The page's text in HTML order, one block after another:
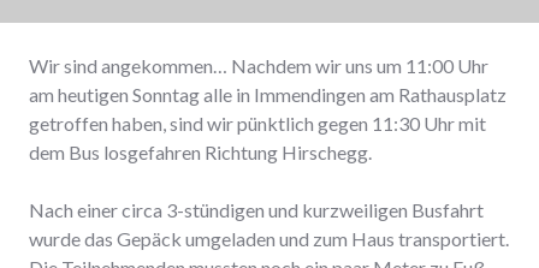
Wir sind angekommen… Nachdem wir uns um 11:00 Uhr
am heutigen Sonntag alle in Immendingen am Rathausplatz
getroffen haben, sind wir pünktlich gegen 11:30 Uhr mit
dem Bus losgefahren Richtung Hirschegg.
Nach einer circa 3-stündigen und kurzweiligen Busfahrt
wurde das Gepäck umgeladen und zum Haus transportiert.